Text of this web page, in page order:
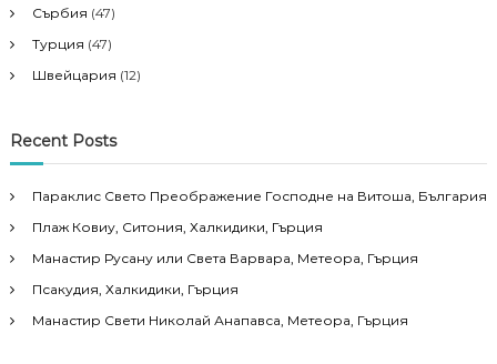
Сърбия (47)
Турция (47)
Швейцария (12)
Recent Posts
Параклис Свето Преображение Господне на Витоша, България
Плаж Ковиу, Ситония, Халкидики, Гърция
Манастир Русану или Света Варвара, Метеора, Гърция
Псакудия, Халкидики, Гърция
Манастир Свети Николай Анапавса, Метеора, Гърция